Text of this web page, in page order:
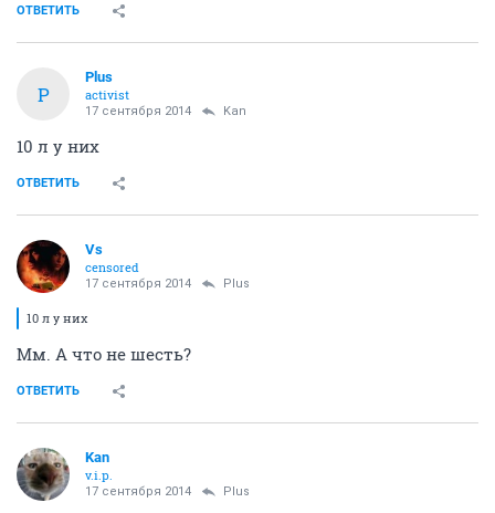
ОТВЕТИТЬ
P
Plus
activist
17 сентября 2014 Kan
10 л у них
ОТВЕТИТЬ
Vs
censored
17 сентября 2014 Plus
10 л у них
Мм. А что не шесть?
ОТВЕТИТЬ
Kan
v.i.p.
17 сентября 2014 Plus